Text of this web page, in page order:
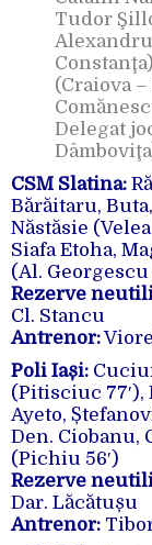
Tudor
(Craiova
Delegat
CSM Slatina:
Bărăitaru,
Năstăsie (Velea
Siafa Etoha,
(Al. Georgescu
Rezerve
Cl. Stancu
Antrenor:
Poli Iași:
(Pitisciuc 77′),
Ayeto,
Den. Ciobanu,
(Pichiu 56′)
Rezerve
Dar. Lăcătușu
Antrenor: